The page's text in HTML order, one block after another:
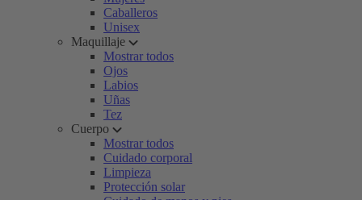
Caballeros
Unisex
Maquillaje
Mostrar todos
Ojos
Labios
Uñas
Tez
Cuerpo
Mostrar todos
Cuidado corporal
Limpieza
Protección solar